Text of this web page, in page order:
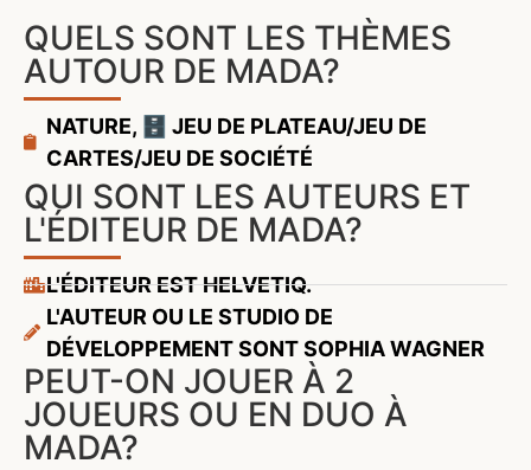
QUELS SONT LES THÈMES
AUTOUR DE MADA?
NATURE,
🗄️ JEU DE PLATEAU/JEU DE
CARTES/JEU DE SOCIÉTÉ
QUI SONT LES AUTEURS ET
L'ÉDITEUR DE MADA?
L'ÉDITEUR EST HELVETIQ.
L'AUTEUR OU LE STUDIO DE
DÉVELOPPEMENT SONT SOPHIA WAGNER
PEUT-ON JOUER À 2
JOUEURS OU EN DUO À
MADA?